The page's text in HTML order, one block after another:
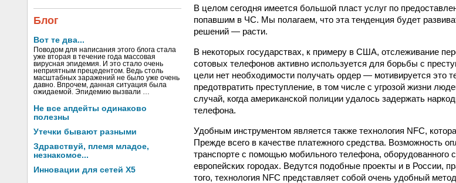
Блог
Вот те два...
Поводом для написания этого блога стала
уже вторая в течение года массовая
вирусная эпидемия. И это стало очень
неприятным прецедентом. Ведь столь
масштабных заражений не было уже очень
давно. Впрочем, данная ситуация была
ожидаемой. Эпидемию вызвали …
Не все апдейты одинаково
полезны
Утечки бывают разными
Здравствуй, племя младое,
незнакомое...
Инновации для сетей X5
В целом сегодня имеется большой пласт услуг по
попавшим в ЧС. Мы полагаем, что эта тенденция будет
решений — расти.
В некоторых государствах, к примеру в США, отслеживание
сотовых телефонов активно используется для борьбы с
цели нет необходимости получать ордер — мотивируется это
предотвратить преступление, в том числе с угрозой жизни
случай, когда американской полиции удалось задержать
телефона.
Удобным инструментом является также технология NFC,
Прежде всего в качестве платежного средства. Возможность
транспорте с помощью мобильного телефона, оборудованного
европейских городах. Ведутся подобные проекты и в России,
того, технология NFC представляет собой очень удобный